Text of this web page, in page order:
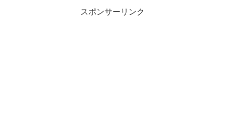
スポンサーリンク